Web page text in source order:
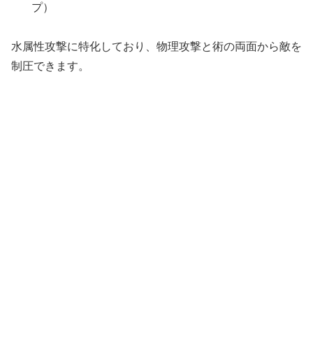
プ）
水属性攻撃に特化しており、物理攻撃と術の両面から敵を
制圧できます。